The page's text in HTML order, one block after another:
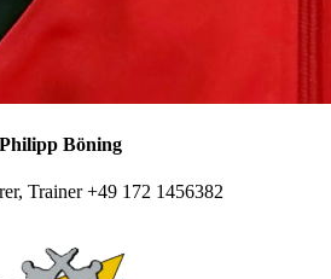
Philipp Böning
Trainer +49 172 1456382